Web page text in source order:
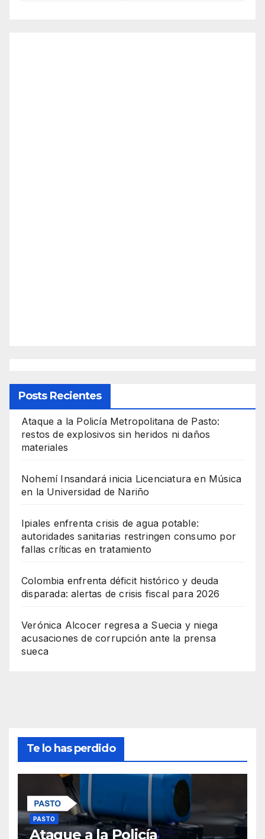
Posts Recientes
Ataque a la Policía Metropolitana de Pasto:
restos de explosivos sin heridos ni daños
materiales
Nohemí Insandará inicia Licenciatura en Música
en la Universidad de Nariño
Ipiales enfrenta crisis de agua potable:
autoridades sanitarias restringen consumo por
fallas críticas en tratamiento
Colombia enfrenta déficit histórico y deuda
disparada: alertas de crisis fiscal para 2026
Verónica Alcocer regresa a Suecia y niega
acusaciones de corrupción ante la prensa
sueca
Te lo has perdido
PASTO
Ataque a la Policía